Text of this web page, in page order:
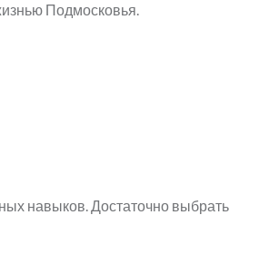
Подмосковья.
навыков. Достаточно выбрать